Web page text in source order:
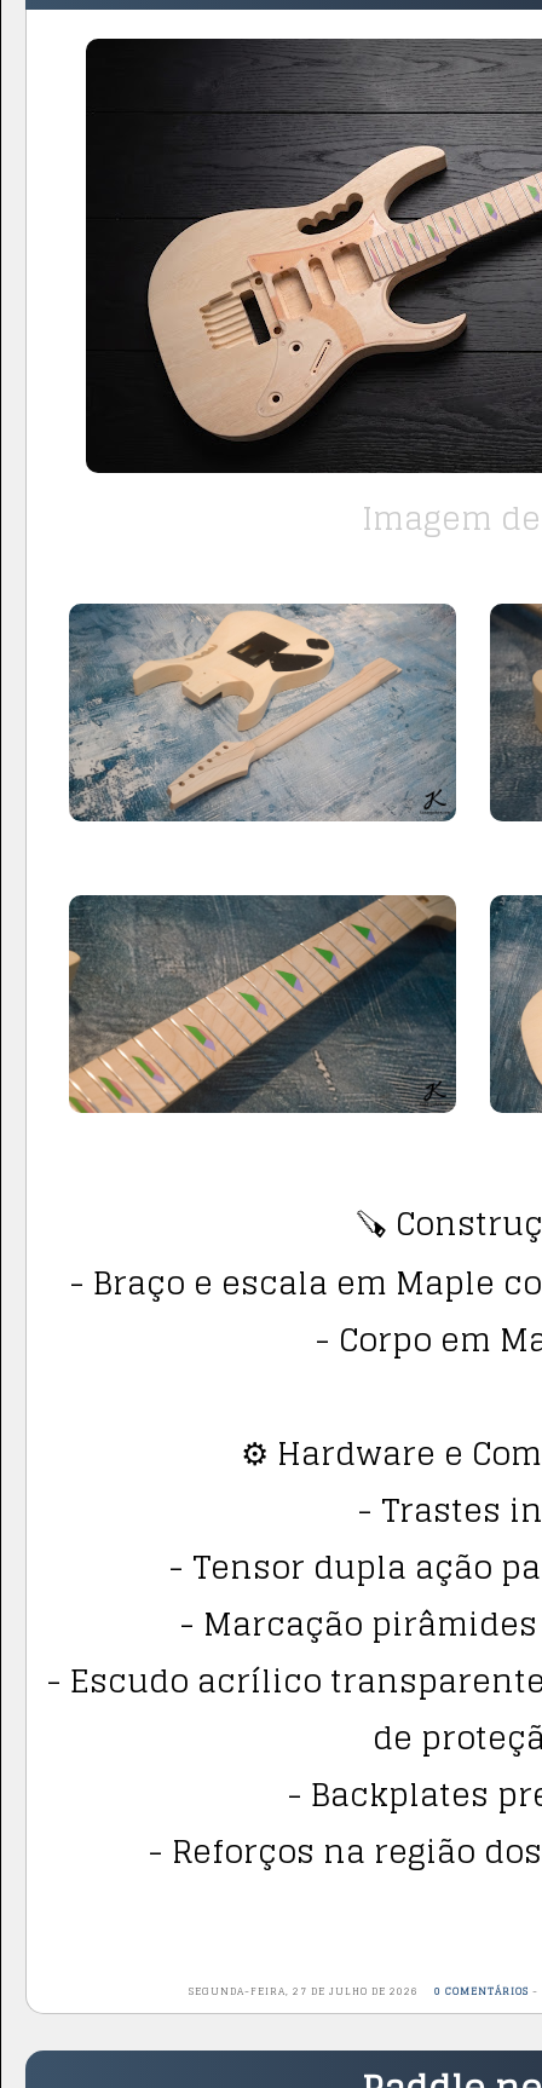
Imagem
🪚
- Braço e escala em Maple
- Corpo em
⚙️ Hardware e
- Trastes
- Tensor dupla ação
- Marcação
- Escudo acrílico
de
- Backplates
- Reforços na região
SEGUNDA-FEIRA, 27 DE JULHO DE 2026 0 COMENTÁRIOS -